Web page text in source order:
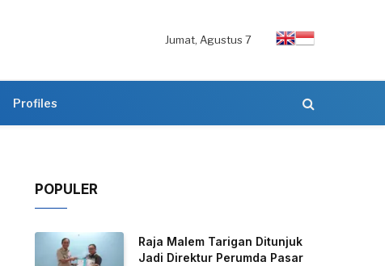
Jumat, Agustus 7
Profiles
POPULER
Raja Malem Tarigan Ditunjuk
Jadi Direktur Perumda Pasar